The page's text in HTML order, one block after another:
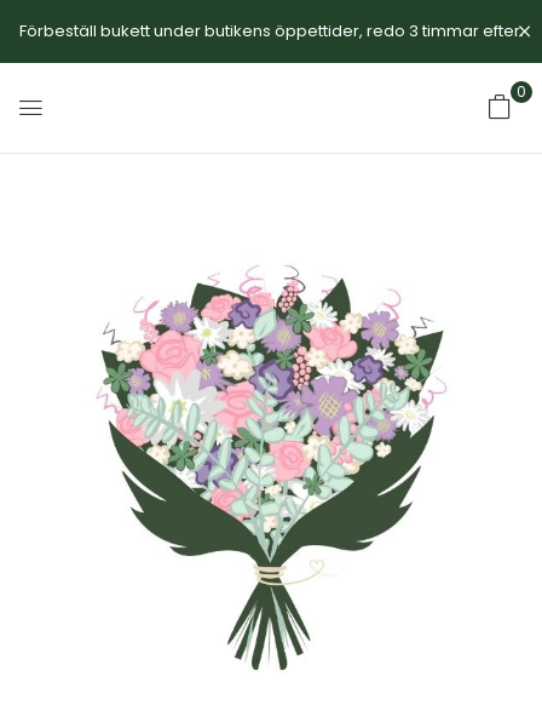
Förbeställ bukett under butikens öppettider, redo 3 timmar efter.
0